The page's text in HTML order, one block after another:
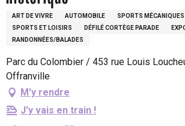
ART DE VIVRE AUTOMOBILE SPORTS MÉCANIQUES
SPORTS ET LOISIRS
DÉFILÉ CORTÈGE PARADE
RANDONNÉES/BALADES
Parc du Colombier / 453 rue Louis
Offranville
M'y rendre
J'y vais en train !